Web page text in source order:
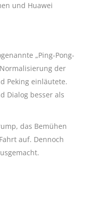
und Huawei
„Ping-Pong-
der
Peking einläutete.
Dialog besser als
das Bemühen
auf. Dennoch